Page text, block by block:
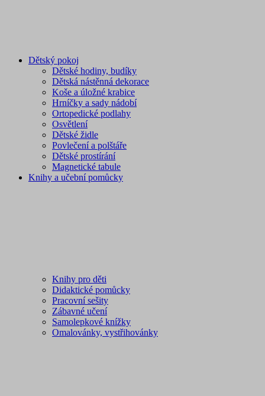
Dětský pokoj
Dětské hodiny, budíky
Dětská nástěnná dekorace
Koše a úložné krabice
Hrníčky a sady nádobí
Ortopedické podlahy
Osvětlení
Dětské židle
Povlečení a polštáře
Dětské prostírání
Magnetické tabule
Knihy a učební pomůcky
Knihy pro děti
Didaktické pomůcky
Pracovní sešity
Zábavné učení
Samolepkové knížky
Omalovánky, vystřihovánky